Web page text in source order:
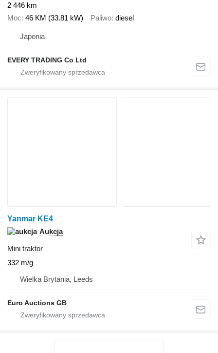
2 446 km
Moc 46 KM (33.81 kW) Paliwo diesel
Japonia
EVERY TRADING Co Ltd
Yanmar KE4
Aukcja
Mini traktor
332 m/g
Wielka Brytania, Leeds
Euro Auctions GB